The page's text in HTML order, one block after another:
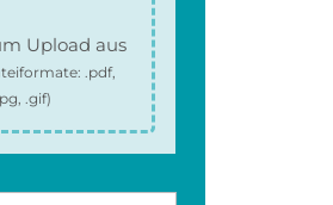
Upload aus
.pdf,
.gif)